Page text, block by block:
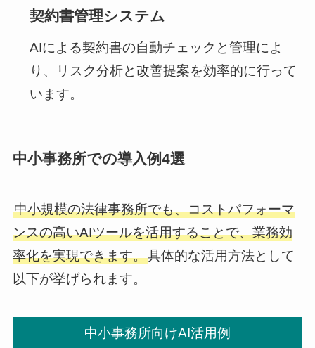
契約書管理システム
AIによる契約書の自動チェックと管理によ
り、リスク分析と改善提案を効率的に行って
います。
中小事務所での導入例4選
中小規模の法律事務所でも、コストパフォーマ
ンスの高いAIツールを活用することで、業務効
率化を実現できます。具体的な活用方法として
以下が挙げられます。
中小事務所向けAI活用例